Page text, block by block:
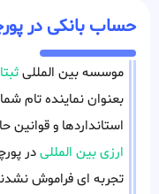
حساب بانکی در
موسسه بین المللیثبتا
بعنوان نماینده تام
استانداردها و
ارزی بین المللیدر
تجربه ای فراموش